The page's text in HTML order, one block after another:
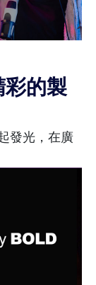
的製
發光，在廣